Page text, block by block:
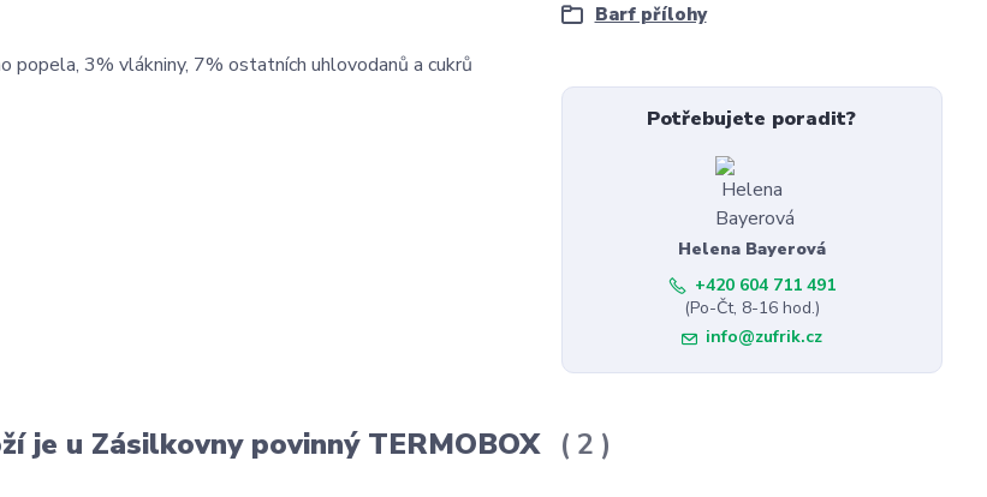
3% vlákniny, 7% ostatních uhlovodanů a cukrů
Barf přílohy
Potřebujete poradit?
Helena Bayerová
+420 604 711 491
(Po-Čt, 8-16 hod.)
info@zufrik.cz
je u Zásilkovny povinný TERMOBOX 2